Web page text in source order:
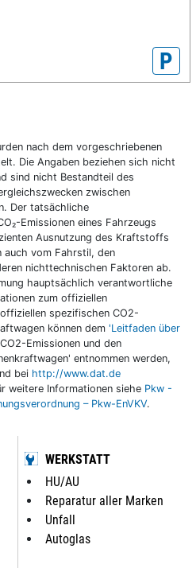
P
nach dem vorgeschriebenen
Die Angaben beziehen sich nicht
sind nicht Bestandteil des
zwischen
Der tatsächliche
Emissionen eines Fahrzeugs
Ausnutzung des Kraftstoffs
auch vom Fahrstil, den
nichttechnischen Faktoren ab.
hauptsächlich verantwortliche
zum offiziellen
spezifischen CO2-
können dem 'Leitfaden über
Emissionen und den
entnommen werden,
bei http://www.dat.de
weitere Informationen siehe Pkw -
– Pkw-EnVKV.
WERKSTATT
HU/AU
Reparatur aller Marken
Unfall
Autoglas